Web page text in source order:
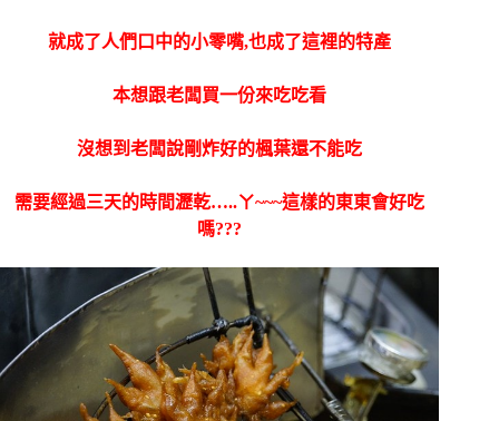
就成了人們口中的小零嘴,也成了這裡的特產
本想跟老闆買一份來吃吃看
沒想到老闆說剛炸好的楓葉還不能吃
需要經過三天的時間瀝乾…..ㄚ~~~這樣的東東會好吃
嗎???